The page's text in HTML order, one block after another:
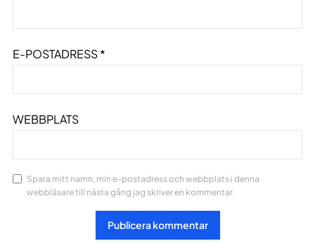
E-POSTADRESS*
WEBBPLATS
Spara mitt namn, min e-postadress och webbplats i denna
webbläsare till nästa gång jag skriver en kommentar.